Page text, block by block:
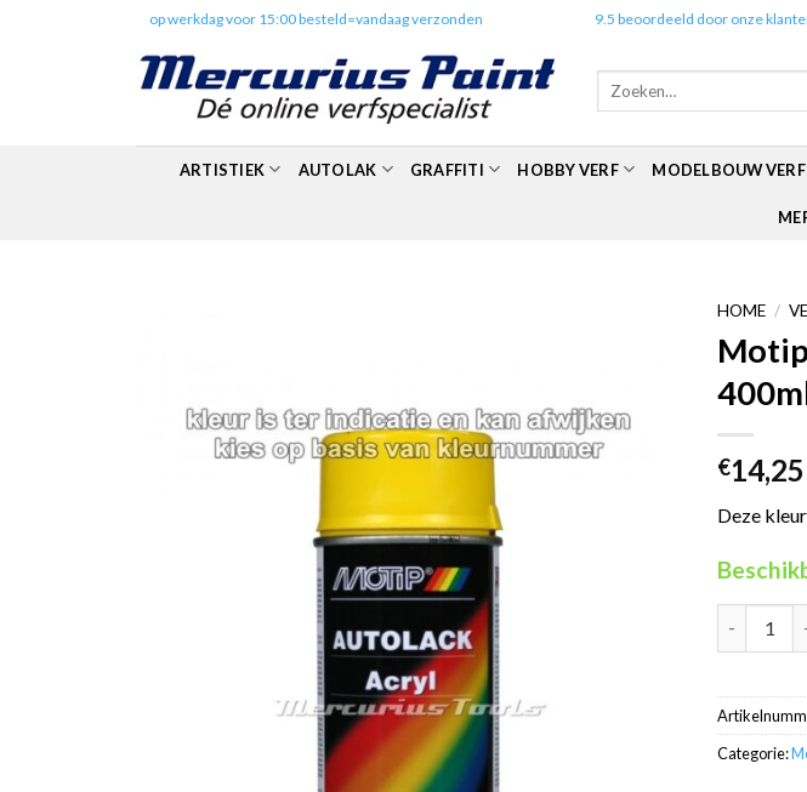
op werkdag voor 15:00 besteld=vandaag verzonden 9.5 beoordeeld door onze
Zoeken
ARTISTIEK AUTOLAK GRAFFITI HOBBY VERF MODELBOUW VERF
HOME /
€14,25
Deze
Categorie: